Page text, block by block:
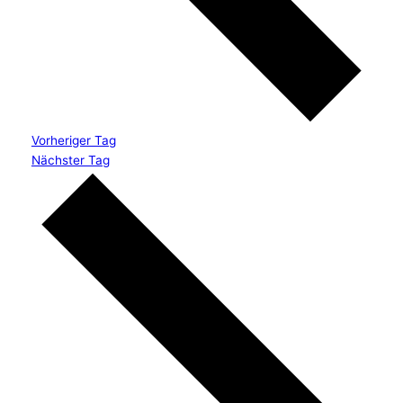
Vorheriger Tag
Nächster Tag